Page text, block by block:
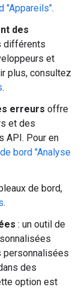
"Appareils".
des
différents
et
plus, consultez
.
erreurs offre
et des
API. Pour en
bord "Analyse
de bord,
.
: un outil de
personnalisées
des
option est